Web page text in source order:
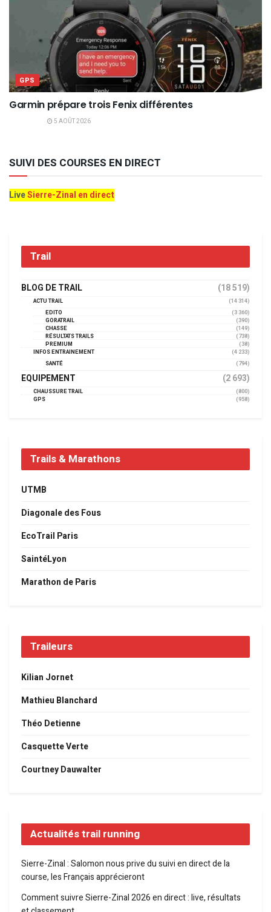
GPS
Garmin prépare trois Fenix différentes
5 AOÛT 2026
SUIVI DES COURSES EN DIRECT
LiveSierre-Zinal en direct
Trail
BLOG DE TRAIL (18 519)
ACTU TRAIL
(14 314)
EDITO
(3 360)
GORATRAIL
(390)
CHASSE
(149)
RÉSULTATS TRAILS
(738)
PREMIUM
(38)
INFOS ENTRAINEMENT
(4 233)
SANTÉ
(794)
EQUIPEMENT (2 693)
CHAUSSURE TRAIL
(800)
GPS
(958)
Trails & Marathons
UTMB
Diagonale des Fous
EcoTrail Paris
SaintéLyon
Marathon de Paris
Traileurs
Kilian Jornet
Mathieu Blanchard
Théo Detienne
Casquette Verte
Courtney Dauwalter
Actualités trail running
Sierre-Zinal : Salomon nous prive du suivi en direct de la
course, les Français apprécieront
Comment suivre Sierre-Zinal 2026 en direct : live, résultats